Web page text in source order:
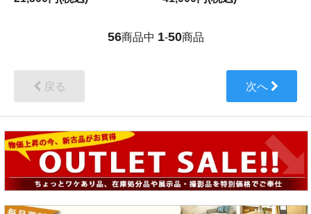
56商品中 1-50商品
戻る 次へ